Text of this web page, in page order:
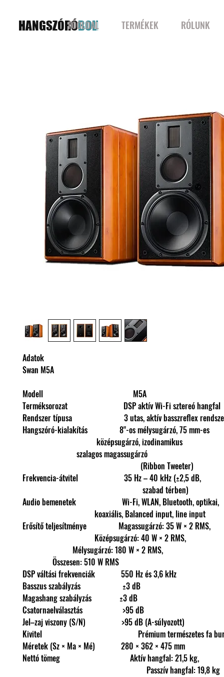
HANGSZÓRÓBOLT
FŐOLDAL TERMÉKEK RÓLUNK
Adatok
Swan M5A
Modell M5A
Terméksorozat DSP aktív Wi-Fi sztereó hangfal
Rendszer típusa 3 utas, aktív basszreflex
Hangszóró-kialakítás 8"-os mélysugárzó,
középsugárzó,
szalagos magassugárzó
(Ribbon Tweeter)
Frekvencia-átvitel 35 Hz – 40 kHz (±2,5 dB,
szabad térben)
Audio bemenetek Wi-Fi, WLAN,
koaxiális, Balanced input, line input
Erősítő teljesítménye Magassugárzó: 35
Középsugárzó: 40 W ×
Mélysugárzó: 180 W × 2
Összesen: 510 W RMS
DSP váltási frekvenciák 550 Hz és 3,6 kHz
Basszus szabályzás ±3 dB
Magashang szabályzás ±3 dB
Csatornaelválasztás >95 dB
Jel–zaj viszony (S/N) >95 dB (A-súlyozott)
Kivitel Prémium természetes fa
Méretek (Sz × Ma × Mé) 280 × 362 × 475 mm
Nettó tömeg Aktív hangfal: 21,5 kg,
Passzív hangfal: 19,8 kg